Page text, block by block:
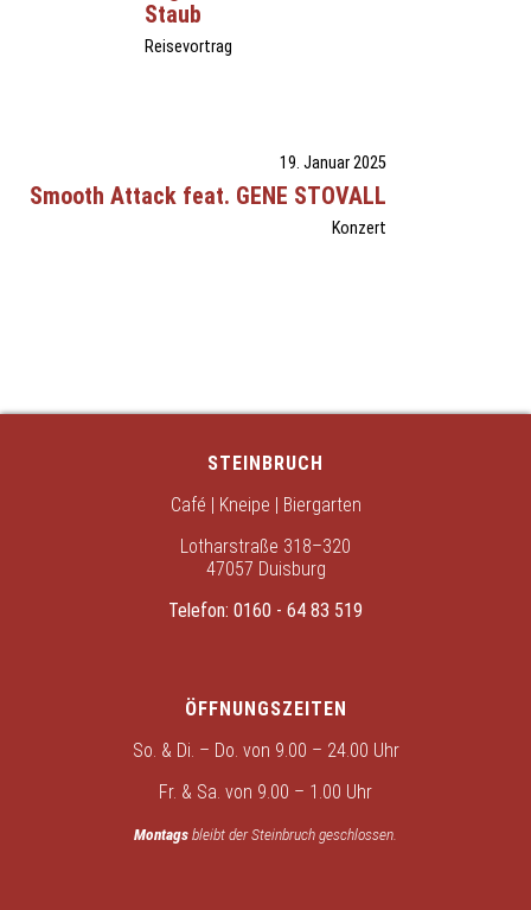
Staub
Reisevortrag
19. Januar 2025
Smooth Attack feat. GENE STOVALL
Konzert
STEINBRUCH
Café | Kneipe | Biergarten
Lotharstraße 318–320
47057 Duisburg
Telefon: 0160 - 64 83 519
ÖFFNUNGSZEITEN
So. & Di. – Do. von 9.00 – 24.00 Uhr
Fr. & Sa. von 9.00 – 1.00 Uhr
Montagsbleibt der Steinbruch geschlossen.